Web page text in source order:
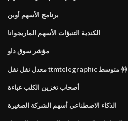
برنامج الأسهم أوبن
الكندية التنبؤات الأسهم الماريجوانا
مؤشر سوق داو
معدل نقل نقل ttmtelegraphic متوسط ​​仲
أصحاب تخزين الكلب عباءة
الذكاء الاصطناعي أسهم الشركة الصغيرة